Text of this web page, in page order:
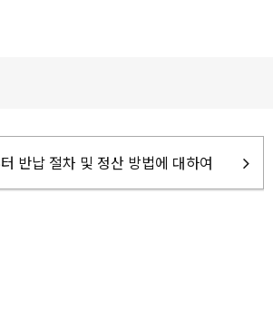
반납 절차 및 정산 방법에 대하여